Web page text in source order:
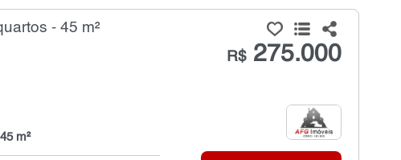
- 45 m²
R$275.000
45 m²